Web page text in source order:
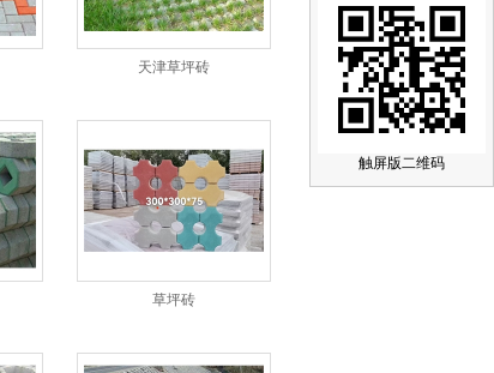
触屏版二维码
天津草坪砖
草坪砖